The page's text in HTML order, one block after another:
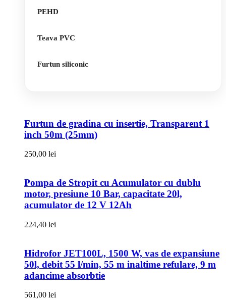
PEHD
Teava PVC
Furtun siliconic
Furtun de gradina cu insertie, Transparent 1
inch 50m (25mm)
250,00 lei
Pompa de Stropit cu Acumulator cu dublu
motor, presiune 10 Bar, capacitate 20l,
acumulator de 12 V 12Ah
224,40 lei
Hidrofor JET100L, 1500 W, vas de expansiune
50l, debit 55 l/min, 55 m inaltime refulare, 9 m
adancime absorbtie
561,00 lei